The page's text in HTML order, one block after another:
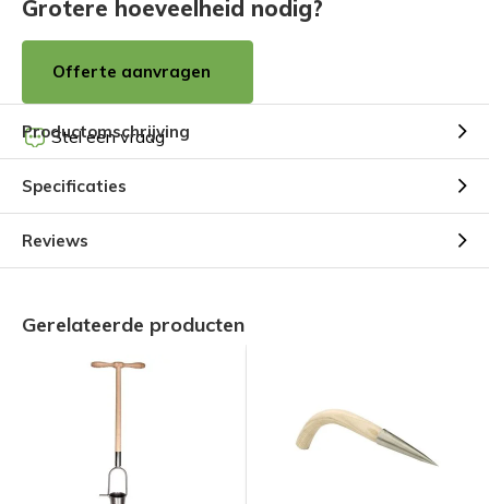
Grotere hoeveelheid nodig?
Offerte aanvragen
Stel een vraag
Productomschrijving
Specificaties
Reviews
Gerelateerde producten